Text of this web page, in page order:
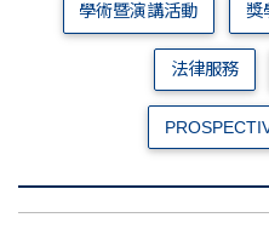
學術暨演講活動 獎
法律服務